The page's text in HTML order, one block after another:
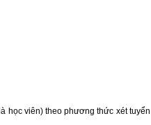
học viên) theo phương thức xét